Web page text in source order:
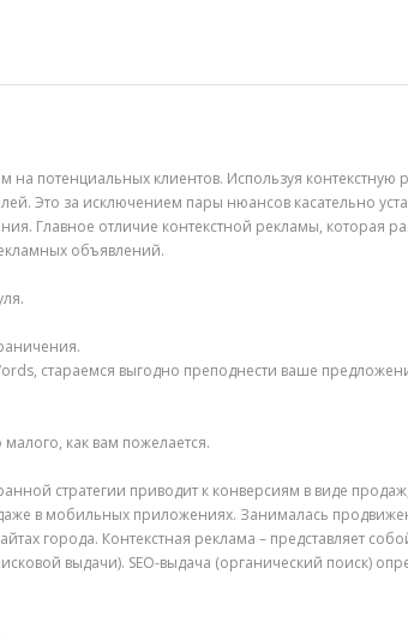
потенциальных клиентов. Используя контекстную
Это за исключением пары нюансов касательно
Главное отличие контекстной рекламы, которая
объявлений.
стараемся выгодно преподнести ваше
как вам пожелается.
стратегии приводит к конверсиям в виде
в мобильных приложениях. Занималась
города. Контекстная реклама – представляет
выдачи). SEO-выдача (органический поиск)